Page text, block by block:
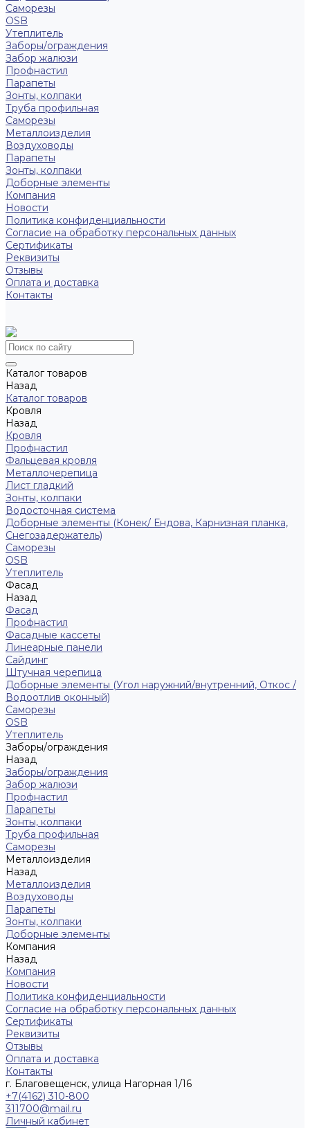
Саморезы
OSB
Утеплитель
Заборы/ограждения
Забор жалюзи
Профнастил
Парапеты
Зонты, колпаки
Труба профильная
Саморезы
Металлоизделия
Воздуховоды
Парапеты
Зонты, колпаки
Доборные элементы
Компания
Новости
Политика конфиденциальности
Согласие на обработку персональных данных
Сертификаты
Реквизиты
Отзывы
Оплата и доставка
Контакты
Каталог товаров
Назад
Каталог товаров
Кровля
Назад
Кровля
Профнастил
Фальцевая кровля
Металлочерепица
Лист гладкий
Зонты, колпаки
Водосточная система
Доборные элементы (Конек/ Ендова, Карнизная планка,
Снегозадержатель)
Саморезы
ОSB
Утеплитель
Фасад
Назад
Фасад
Профнастил
Фасадные кассеты
Линеарные панели
Сайдинг
Штучная черепица
Доборные элементы (Угол наружний/внутренний, Откос /
Водоотлив оконный)
Саморезы
OSB
Утеплитель
Заборы/ограждения
Назад
Заборы/ограждения
Забор жалюзи
Профнастил
Парапеты
Зонты, колпаки
Труба профильная
Саморезы
Металлоизделия
Назад
Металлоизделия
Воздуховоды
Парапеты
Зонты, колпаки
Доборные элементы
Компания
Назад
Компания
Новости
Политика конфиденциальности
Согласие на обработку персональных данных
Сертификаты
Реквизиты
Отзывы
Оплата и доставка
Контакты
г. Благовещенск, улица Нагорная 1/16
+7(4162) 310-800
311700@mail.ru
Личный кабинет